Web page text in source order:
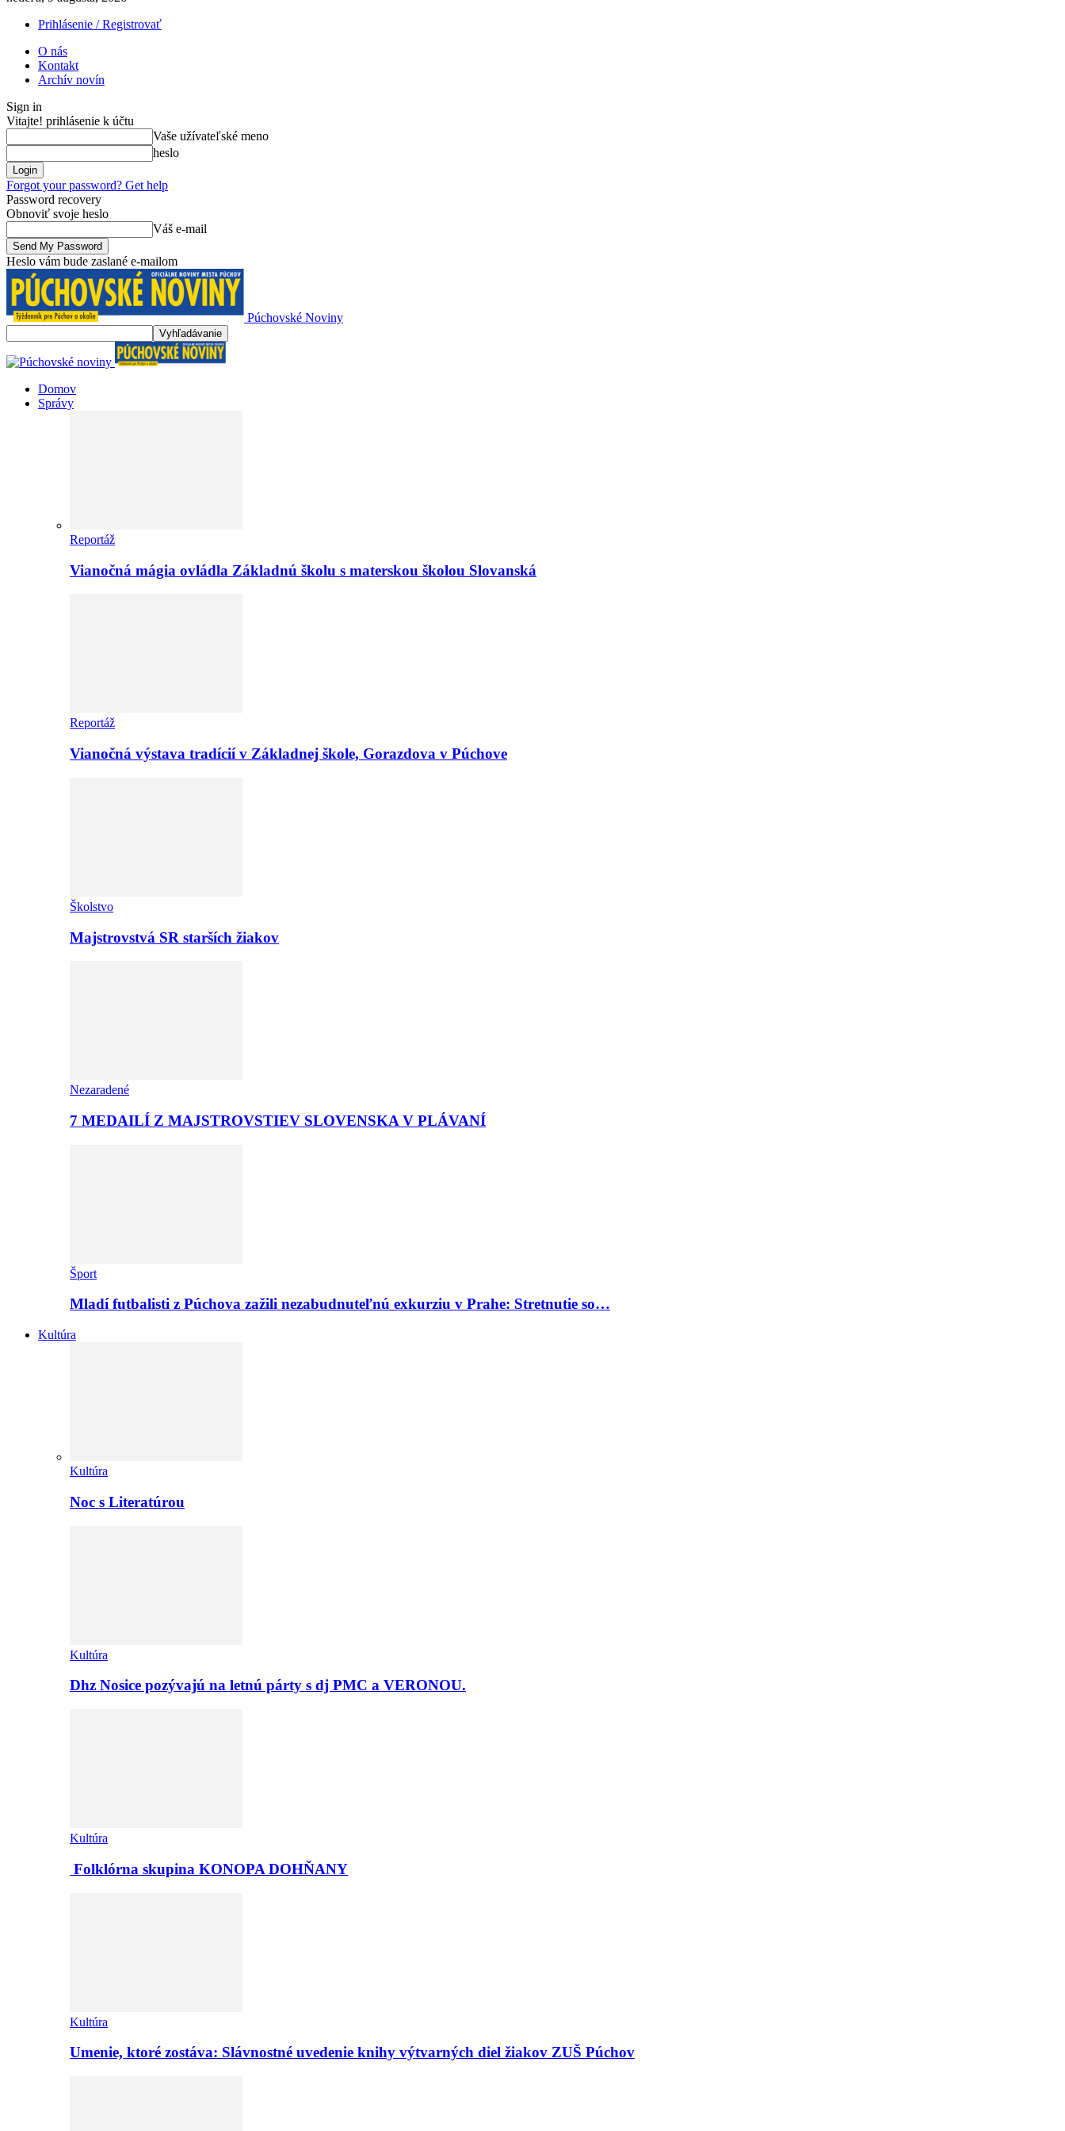
Prihlásenie / Registrovať
O nás
Kontakt
Archív novín
Sign in
Vitajte! prihlásenie k účtu
Vaše užívateľské meno
heslo
Forgot your password? Get help
Password recovery
Obnoviť svoje heslo
Váš e-mail
Heslo vám bude zaslané e-mailom
Púchovské Noviny
Domov
Správy
Reportáž
Vianočná mágia ovládla Základnú školu s materskou školou Slovanská
Reportáž
Vianočná výstava tradícií v Základnej škole, Gorazdova v Púchove
Školstvo
Majstrovstvá SR starších žiakov
Nezaradené
7 MEDAILÍ Z MAJSTROVSTIEV SLOVENSKA V PLÁVANÍ
Šport
Mladí futbalisti z Púchova zažili nezabudnuteľnú exkurziu v Prahe: Stretnutie so…
Kultúra
Kultúra
Noc s Literatúrou
Kultúra
Dhz Nosice pozývajú na letnú párty s dj PMC a VERONOU.
Kultúra
Folklórna skupina KONOPA DOHŇANY
Kultúra
Umenie, ktoré zostáva: Slávnostné uvedenie knihy výtvarných diel žiakov ZUŠ Púchov